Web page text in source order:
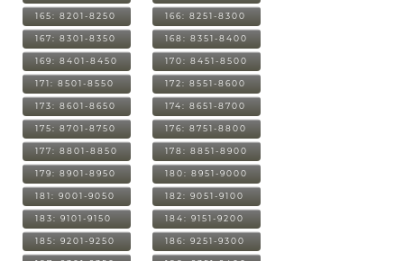
165: 8201-8250 166: 8251-8300
167: 8301-8350 168: 8351-8400
169: 8401-8450 170: 8451-8500
171: 8501-8550 172: 8551-8600
173: 8601-8650 174: 8651-8700
175: 8701-8750 176: 8751-8800
177: 8801-8850 178: 8851-8900
179: 8901-8950 180: 8951-9000
181: 9001-9050 182: 9051-9100
183: 9101-9150 184: 9151-9200
185: 9201-9250 186: 9251-9300